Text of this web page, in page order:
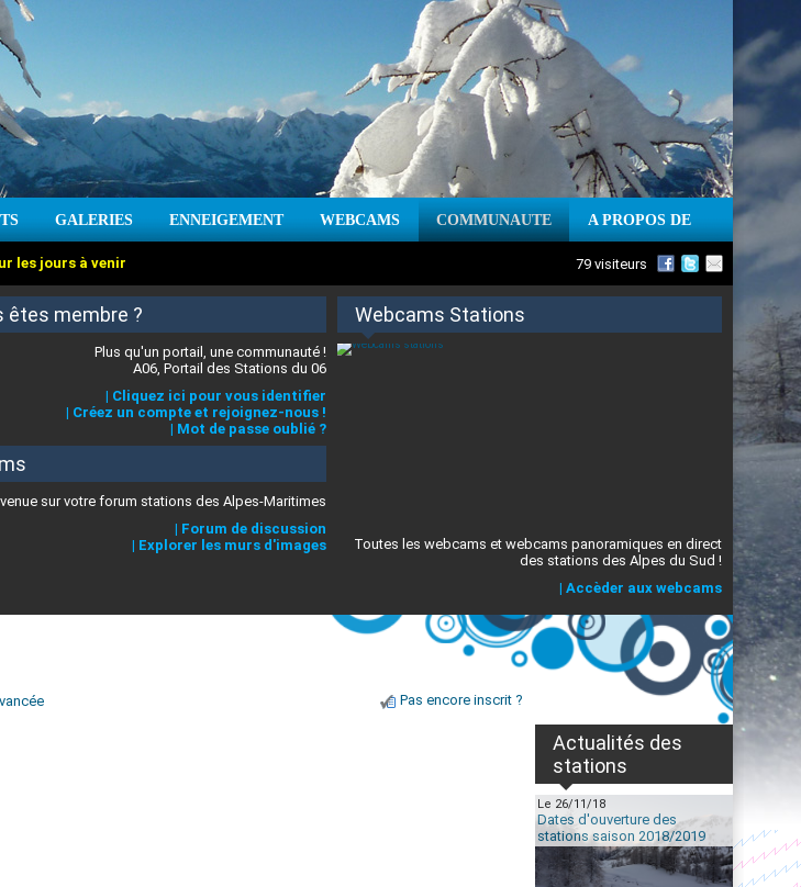
GALERIES ENNEIGEMENT WEBCAMS COMMUNAUTE A PROPOS DE
les jours à venir
pour les jours à venir
79 visiteurs
êtes membre ?
Plus qu'un portail, une communauté !
A06, Portail des Stations du 06
| Cliquez ici pour vous identifier
| Créez un compte et rejoignez-nous !
| Mot de passe oublié ?
sur votre forum stations des Alpes-Maritimes
| Forum de discussion
| Explorer les murs d'images
Webcams Stations
Toutes les webcams et webcams panoramiques en direct
des stations des Alpes du Sud !
| Accèder aux webcams
Pas encore inscrit ?
Actualités des
stations
Le 26/11/18
Dates d'ouverture des
stations saison 2018/2019